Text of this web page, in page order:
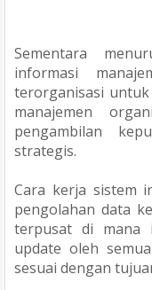
Sementara
informasi
terorganisasi
manajemen
pengambilan
strategis.
Cara kerja sistem
pengolahan data
terpusat di mana
update oleh
sesuai dengan